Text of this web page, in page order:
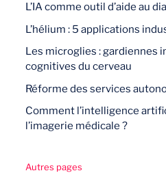
L’IA comme outil d’aide au
L’hélium : 5 applications
Les microglies : gardiennes
cognitives du cerveau
Réforme des services
Comment l’intelligence
l’imagerie médicale ?
Autres pages